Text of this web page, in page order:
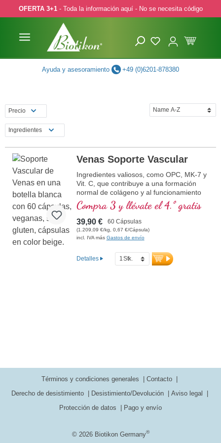
al contenido principal
Saltar a la búsqueda
Saltar a la navegación principal
OFERTA 3+1- Toda la información aquí - No se necesita código
Ayuda y asesoramiento +49 (0)6201-878380
Precio
Ingredientes
Venas Soporte Vascular
Ingredientes valiosos, como OPC, MK-7 y
Vit. C, que contribuye a una formación
normal de colágeno y al funcionamiento
normal de los vasos sanguíneos.
Compra 3 y llévate el 4.º gratis
39,90 € 60 Cápsulas
(1.209,09 €/kg, 0,67 €/Cápsula)
incl. IVA más Gastos de envío
Detalles
© 2026 Biotikon Germany®
Términos y condiciones generales
Contacto
Derecho de desistimiento
Desistimiento/Devolución
Aviso legal
Protección de datos
Pago y envío